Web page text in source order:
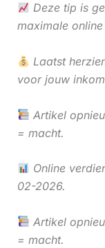
Deze tip is
maximale
Laatst
voor jouw
Artikel
= macht.
Online
02-2026.
Artikel
= macht.